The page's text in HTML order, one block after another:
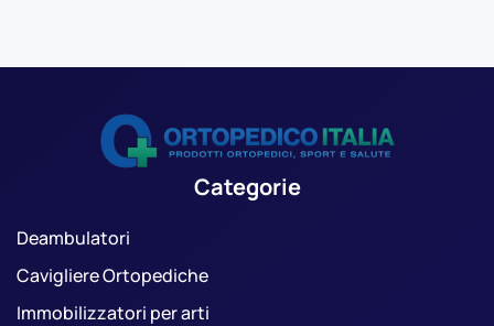
Categorie
Deambulatori
Cavigliere Ortopediche
Immobilizzatori per arti